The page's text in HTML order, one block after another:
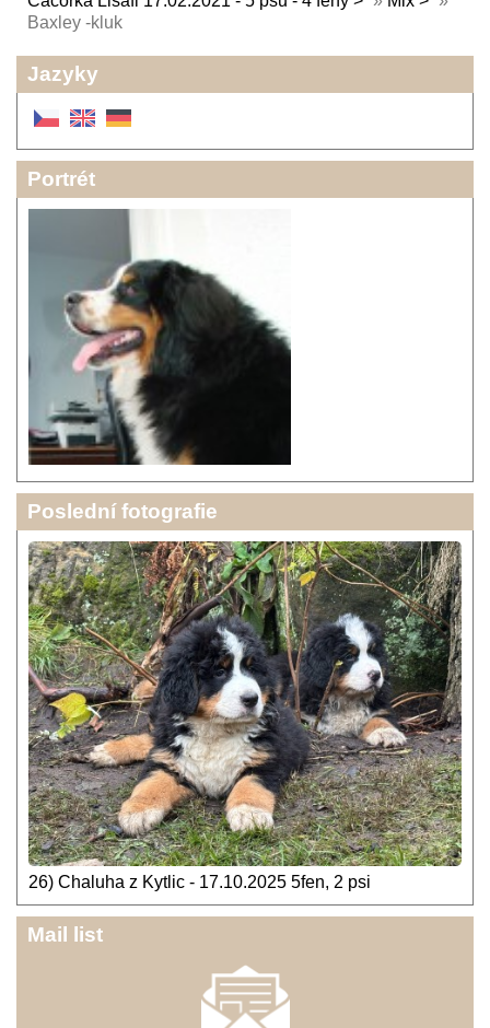
Baxley -kluk
Jazyky
Portrét
Poslední fotografie
26) Chaluha z Kytlic - 17.10.2025 5fen, 2 psi
Mail list